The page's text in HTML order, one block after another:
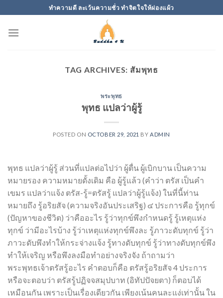
to
content
ทำความดี ละเว้นความชั่ว ทำจิตใจให้ผ่องแผ้ว
TAG ARCHIVES: สัมพุทธ
พระพุทธ
พุทธ แปลว่าผู้รู้
POSTED ON OCTOBER 29, 2021 BY ADMIN
พุทธ แปลว่าผู้รู้ ส่วนที่แปลต่อไปว่า ผู้ตื่น ผู้เบิกบาน เป็นความ
หมายรอง ความหมายดั้งเดิม คือ ผู้รู้แล้ว (คำว่า ตรัส เป็นคำ
เขมร แปลว่าแจ้ง ตรัส-รู้=ตรัสรู้ แปลว่าผู้รู้แจ้ง) ในที่นี้ท่าน
หมายถึง รู้อริยสัจ (ความจริงอันประเสริฐ) ๔ ประการคือ รู้ทุกข์
(ปัญหาของชีวิต) ว่าคืออะไร รู้ว่าทุกข์พึงกำหนดรู้ รู้เหตุแห่ง
ทุกข์ ว่ามีอะไรบ้าง รู้ว่าเหตุแห่งทุกข์พึงละ รู้ภาวะดับทุกข์ รู้ว่า
ภาวะดับพึงทำให้กระจ่างแจ้ง รู้ทางดับทุกข์ รู้ว่าทางดับทุกข์พึง
ทำให้เจริญ หรือพึงลงมือทำอย่างจริงจัง ถ้าถามว่า
พระพุทธเจ้าตรัสรู้อะไร คำตอบก็คือ ตรัสรู้อริยสัจ 4 ประการ
หรือจะตอบว่า ตรัสรู้ปฏิจจสมุปบาท (อิทัปปัจยตา) ก็ตอบได้
เหมือนกัน เพราะเป็นเรื่องเดียวกัน เพียงเน้นคนละแง่เท่านั้น ใน